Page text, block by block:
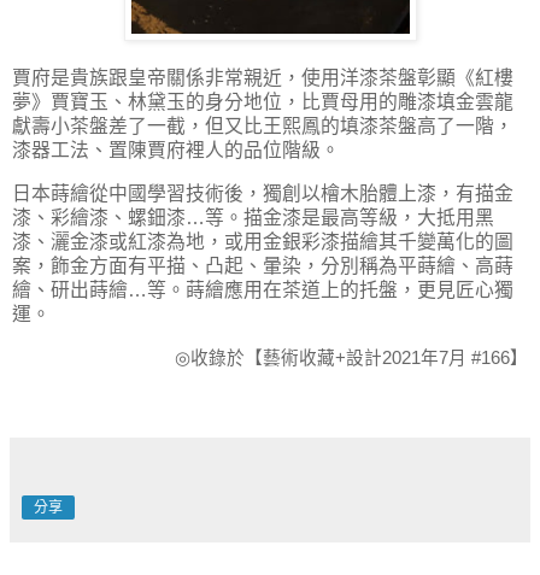
賈府是貴族跟皇帝關係非常親近，使用洋漆茶盤彰顯《紅樓
夢》賈寶玉、林黛玉的身分地位，比賈母用的雕漆填金雲龍
獻壽小茶盤差了一截，但又比王熙鳳的填漆茶盤高了一階，
漆器工法、置陳賈府裡人的品位階級。
日本蒔繪從中國學習技術後，獨創以檜木胎體上漆，有描金
漆、彩繪漆、螺鈿漆…等。描金漆是最高等級，大抵用黑
漆、灑金漆或紅漆為地，或用金銀彩漆描繪其千變萬化的圖
案，飾金方面有平描、凸起、暈染，分別稱為平蒔繪、高蒔
繪、研出蒔繪…等。蒔繪應用在茶道上的托盤，更見匠心獨
運。
◎收錄於【藝術收藏+設計2021 年7月 #166】
分享